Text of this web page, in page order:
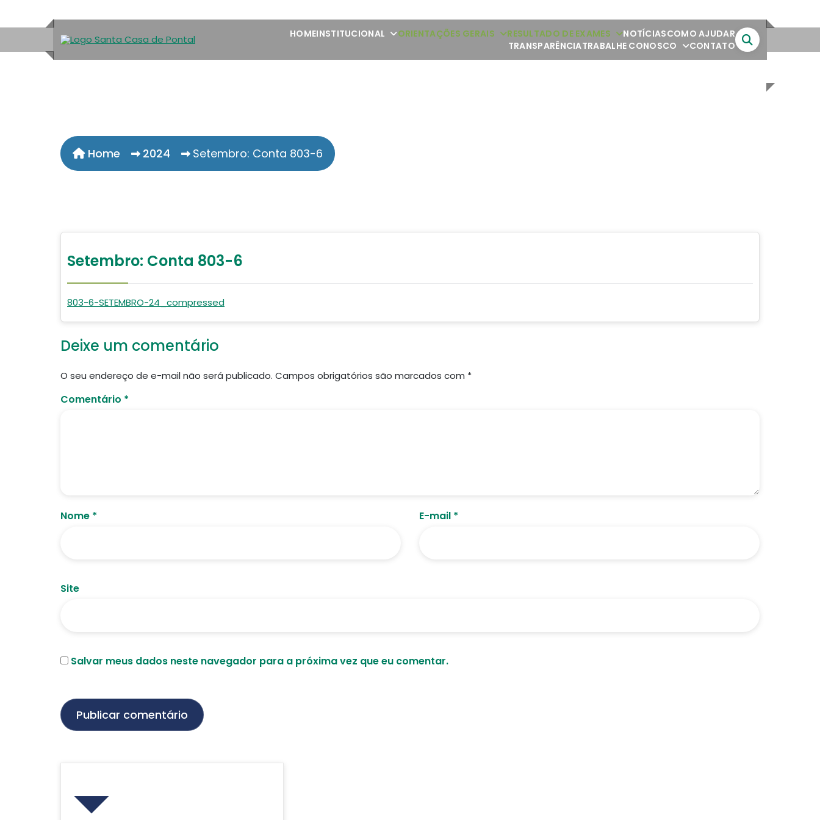
HOMEINSTITUCIONAL ORIENTAÇÕES GERAIS RESULTADO DE EXAMES NOTÍCIASCOMO AJUDAR
TRANSPARÊNCIATRABALHE CONOSCO CONTATO
Home 2024 Setembro: Conta 803-6
Setembro: Conta 803-6
803-6-SETEMBRO-24_compressed
Deixe um comentário
O seu endereço de e-mail não será publicado. Campos obrigatórios são marcados com *
Comentário *
Nome * E-mail *
Site
Salvar meus dados neste navegador para a próxima vez que eu comentar.